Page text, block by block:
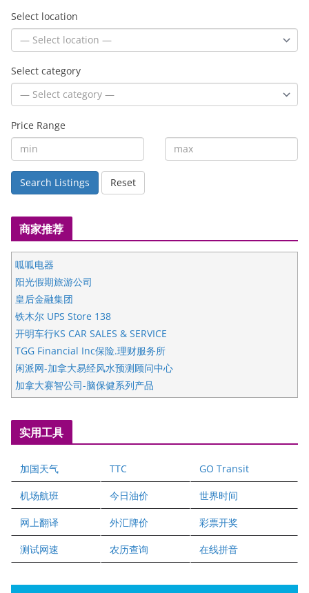
Select location
Select category
Price Range
Search Listings Reset
商家推荐
呱呱电器
阳光假期旅游公司
皇后金融集团
铁木尔 UPS Store 138
开明车行KS CAR SALES & SERVICE
TGG Financial Inc保险.理财服务所
闲派网-加拿大易经风水预测顾问中心
加拿大赛智公司-脑保健系列产品
五星国艺拍卖及评估公司
国际注册执业营养师公会
爱德华连锁酒店万锦分店
健健宝公司
二十一世纪美联地产公司
全球趋势移民留学
盛达资本
正点印艺设计
实用工具
加国天气 TTC GO Transit
机场航班 今日油价 世界时间
网上翻译 外汇牌价 彩票开奖
测试网速 农历查询 在线拼音